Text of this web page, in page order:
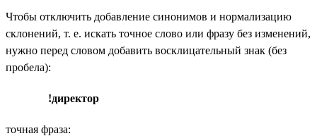
Чтобы отключить добавление синонимов и нормализацию
склонений, т. е. искать точное слово или фразу без изменений,
нужно перед словом добавить восклицательный знак (без
пробела):
!директор
точная фраза: